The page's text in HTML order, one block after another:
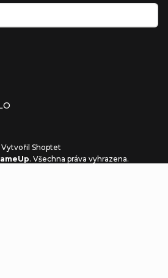
Vytvořil Shoptet
. Všechna práva vyhrazena.